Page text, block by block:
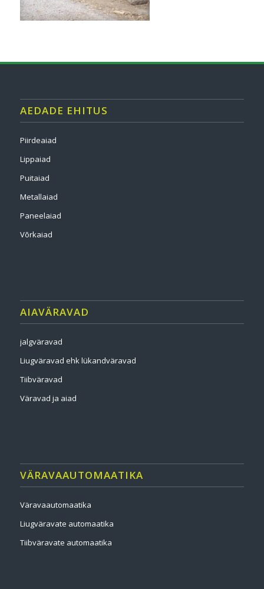
AEDADE EHITUS
Piirdeaiad
Lippaiad
Puitaiad
Metallaiad
Paneelaiad
Võrkaiad
AIAVÄRAVAD
jalgväravad
Liugväravad ehk lükandväravad
Tiibväravad
Väravad ja aiad
VÄRAVAAUTOMAATIKA
Väravaautomaatika
Liugväravate automaatika
Tiibväravate automaatika